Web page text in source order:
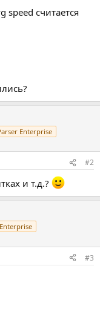
speed считается
Enterprise
#2
и т.д.?
#3